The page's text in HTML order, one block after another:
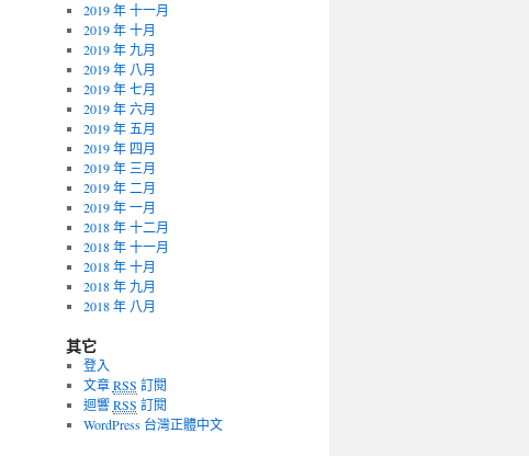
2019 年 十一月
2019 年 十月
2019 年 九月
2019 年 八月
2019 年 七月
2019 年 六月
2019 年 五月
2019 年 四月
2019 年 三月
2019 年 二月
2019 年 一月
2018 年 十二月
2018 年 十一月
2018 年 十月
2018 年 九月
2018 年 八月
其它
登入
文章RSS 訂閱
迴響RSS 訂閱
WordPress 台灣正體中文